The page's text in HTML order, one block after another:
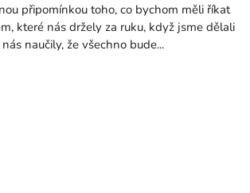
připomínkou toho, co bychom měli říkat
které nás držely za ruku, když jsme dělali
naučily, že všechno bude...